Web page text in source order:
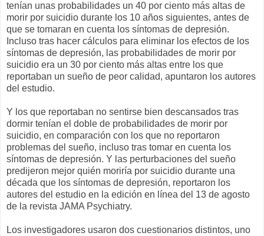
tenían unas probabilidades un 40 por ciento más altas de
morir por suicidio durante los 10 años siguientes, antes de
que se tomaran en cuenta los síntomas de depresión.
Incluso tras hacer cálculos para eliminar los efectos de los
síntomas de depresión, las probabilidades de morir por
suicidio era un 30 por ciento más altas entre los que
reportaban un sueño de peor calidad, apuntaron los autores
del estudio.
Y los que reportaban no sentirse bien descansados tras
dormir tenían el doble de probabilidades de morir por
suicidio, en comparación con los que no reportaron
problemas del sueño, incluso tras tomar en cuenta los
síntomas de depresión. Y las perturbaciones del sueño
predijeron mejor quién moriría por suicidio durante una
década que los síntomas de depresión, reportaron los
autores del estudio en la edición en línea del 13 de agosto
de la revista JAMA Psychiatry.
Los investigadores usaron dos cuestionarios distintos, uno